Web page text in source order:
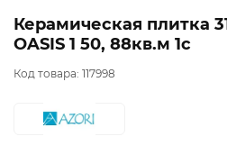
Керамическая плитка
OASIS 1 50, 88кв.м 1с
Код товара: 117998